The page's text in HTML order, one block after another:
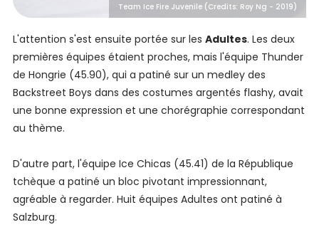
Team Ice Fire Juvenile (Credits: Roy Ng - 2019)
L'attention s'est ensuite portée sur les Adultes. Les deux
premières équipes étaient proches, mais l'équipe Thunder
de Hongrie (45.90), qui a patiné sur un medley des
Backstreet Boys dans des costumes argentés flashy, avait
une bonne expression et une chorégraphie correspondant
au thème.
D'autre part, l'équipe Ice Chicas (45.41) de la République
tchèque a patiné un bloc pivotant impressionnant,
agréable à regarder. Huit équipes Adultes ont patiné à
Salzburg.